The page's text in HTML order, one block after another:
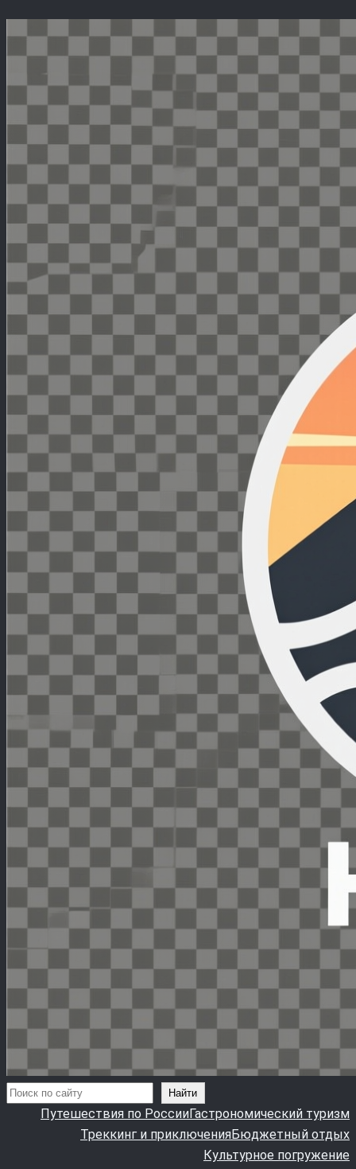
Перейти
к
содержимому
Поиск Найти
Путешествия по РоссииГастрономический туризм
Треккинг и приключенияБюджетный отдых
Культурное погружение